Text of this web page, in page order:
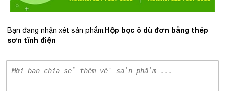
Bạn đang nhận xét sản phẩm:Hộp bọc ô dù đơn bằng thép
sơn tĩnh điện